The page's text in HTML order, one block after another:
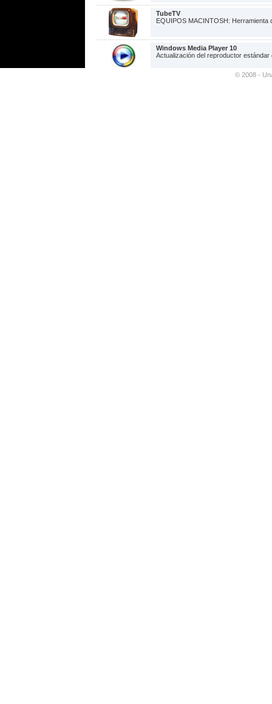
TubeTV
EQUIPOS MACINTOSH:
Windows Media Player 10
Actualización del reproductor estándar
© 2008 -